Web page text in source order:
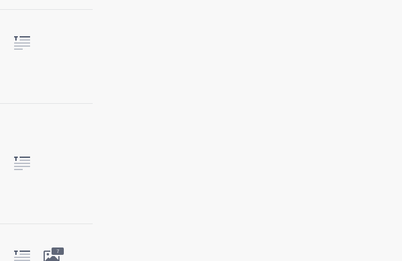
7